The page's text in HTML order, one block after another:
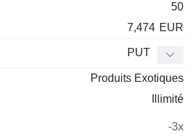
50
7,474 EUR
PUT
Produits Exotiques
Illimité
-3x